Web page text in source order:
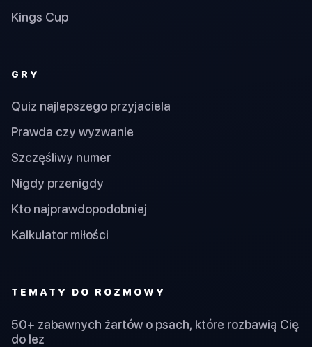
Kings Cup
GRY
Quiz najlepszego przyjaciela
Prawda czy wyzwanie
Szczęśliwy numer
Nigdy przenigdy
Kto najprawdopodobniej
Kalkulator miłości
TEMATY DO ROZMOWY
50+ zabawnych żartów o psach, które rozbawią Cię
do łez